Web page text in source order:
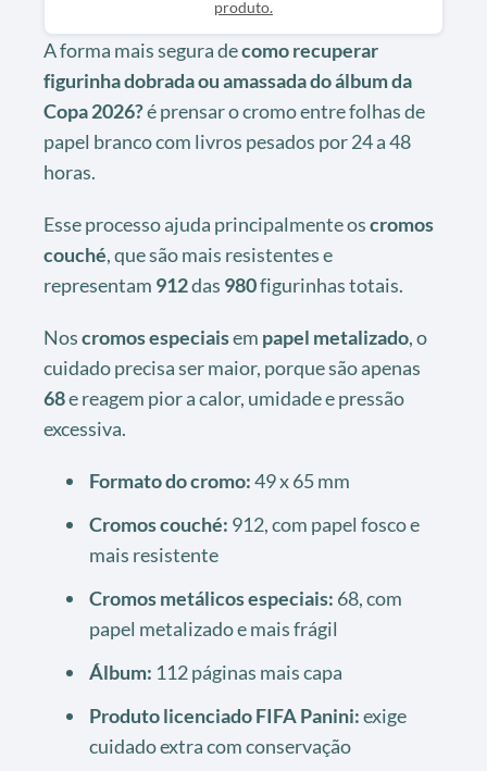
produto.
A forma mais segura decomo recuperar
figurinha dobrada ou amassada do álbum da
Copa 2026?é prensar o cromo entre folhas de
papel branco com livros pesados por 24 a 48
horas.
Esse processo ajuda principalmente oscromos
couché, que são mais resistentes e
representam 912das 980figurinhas totais.
Noscromos especiaisem papel metalizado, o
cuidado precisa ser maior, porque são apenas
68e reagem pior a calor, umidade e pressão
excessiva.
Formato do cromo:49 x 65 mm
Cromos couché: 912, com papel fosco e
mais resistente
Cromos metálicos especiais: 68, com
papel metalizado e mais frágil
Álbum: 112 páginas mais capa
Produto licenciado FIFA Panini:exige
cuidado extra com conservação